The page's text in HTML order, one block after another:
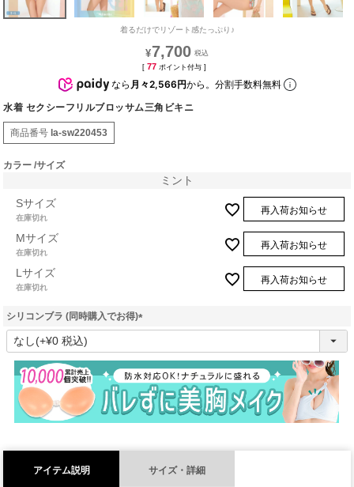
着るだけでリゾート感たっぷり♪
¥7,700
[ 77 ポイント付与 ]
なら 月々2,566円から。分割手数料無料
水着 セクシーフリルブロッサム三角ビキニ
商品番号 la-sw220453
カラー サイズ
ミント
Sサイズ
在庫切れ
再入荷お知らせ
Mサイズ
在庫切れ
再入荷お知らせ
Lサイズ
在庫切れ
再入荷お知らせ
シリコンブラ (同時購入でお得)
(
須
)
アイテム説明 サイズ・詳細